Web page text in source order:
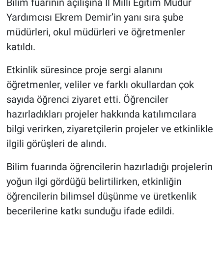
Bilim fuarının açılışına İl Milli Eğitim Müdür
Yardımcısı Ekrem Demir’in yanı sıra şube
müdürleri, okul müdürleri ve öğretmenler
katıldı.
Etkinlik süresince proje sergi alanını
öğretmenler, veliler ve farklı okullardan çok
sayıda öğrenci ziyaret etti. Öğrenciler
hazırladıkları projeler hakkında katılımcılara
bilgi verirken, ziyaretçilerin projeler ve etkinlikle
ilgili görüşleri de alındı.
Bilim fuarında öğrencilerin hazırladığı projelerin
yoğun ilgi gördüğü belirtilirken, etkinliğin
öğrencilerin bilimsel düşünme ve üretkenlik
becerilerine katkı sunduğu ifade edildi.